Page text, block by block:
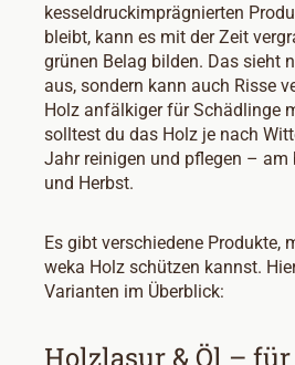
kesseldruckimprägnierten
bleibt, kann es mit der Zeit
grünen Belag bilden. Das sieht
aus, sondern kann auch Risse
Holz anfälkiger für Schädlinge
solltest du das Holz je nach
Jahr reinigen und pflegen – am
und Herbst.
Es gibt verschiedene Produkte,
weka Holz schützen kannst.
Varianten im Überblick:
Holzlasur & Öl – für